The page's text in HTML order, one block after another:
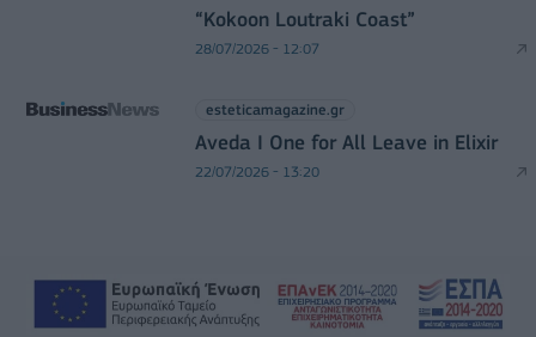
“Kokoon Loutraki Coast”
28/07/2026 - 12:07
esteticamagazine.gr
Aveda I One for All Leave in Elixir
22/07/2026 - 13:20